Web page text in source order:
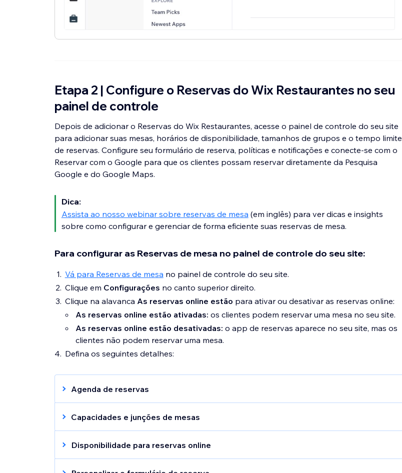
Etapa 2 | Configure o Reservas do Wix Restaurantes no seu
painel de controle
Depois de adicionar o Reservas do Wix Restaurantes, acesse o painel de controle do seu site
para adicionar suas mesas, horários de disponibilidade, tamanhos de grupos e o tempo limite
de reservas. Configure seu formulário de reserva, políticas e notificações e conecte-se com o
Reservar com o Google para que os clientes possam reservar diretamente da Pesquisa
Google e do Google Maps.
Dica:
Assista ao nosso webinar sobre reservas de mesa (em inglês) para ver dicas e insights
sobre como configurar e gerenciar de forma eficiente suas reservas de mesa.
Para configurar as Reservas de mesa no painel de controle do seu site:
Vá para Reservas de mesa no painel de controle do seu site.
Clique em Configurações no canto superior direito.
Clique na alavanca As reservas online estão para ativar ou desativar as reservas online:
As reservas online estão ativadas: os clientes podem reservar uma mesa no seu site.
As reservas online estão desativadas: o app de reservas aparece no seu site, mas os
clientes não podem reservar uma mesa.
Defina os seguintes detalhes:
Agenda de reservas
Defina suaagenda semanal e defina ocasiões especiaispara gerenciar a
disponibilidade das reservas.
Capacidades e junções de mesas
Clique emGerenciamento de mesasparaconfigurar as mesas disponíveisde acordo
com o mapa de assentos do seu restaurante. Você pode adicionar, remover ou
Disponibilidade para reservas online
Clique emReservas onlineparadefinir as regras para as reservas online. Escolha até
quanto tempo antes do horário da reserva os clientes podem reservar uma mesa e